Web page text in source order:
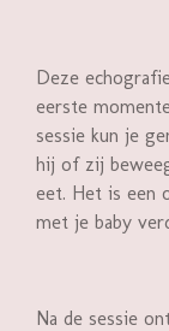
Deze
eerste
sessie kun je
hij of zij
eet. Het is een
met je baby
Na de sessie